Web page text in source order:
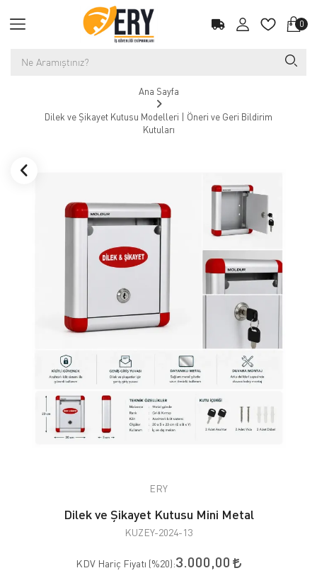
0
Ana Sayfa
Dilek ve Şikayet Kutusu Modelleri | Öneri ve Geri Bildirim
Kutuları
ERY
Dilek ve Şikayet Kutusu Mini Metal
KUZEY-2024-13
KDV Hariç Fiyatı (%20):3.000,00